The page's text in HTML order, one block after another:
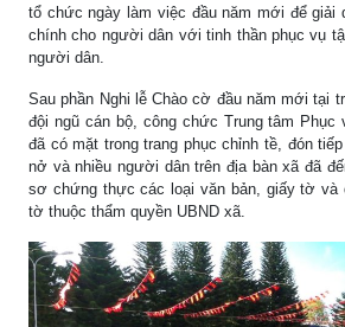
tổ chức ngày làm việc đầu năm mới để giải
chính cho người dân với tinh thần phục vụ
người dân.
Sau phần Nghi lễ Chào cờ đầu năm mới tại
đội ngũ cán bộ, công chức Trung tâm Phục
đã có mặt trong trang phục chỉnh tề, đón
nở và nhiều người dân trên địa bàn xã đã
sơ chứng thực các loại văn bản, giấy tờ và
tờ thuộc thẩm quyền UBND xã.